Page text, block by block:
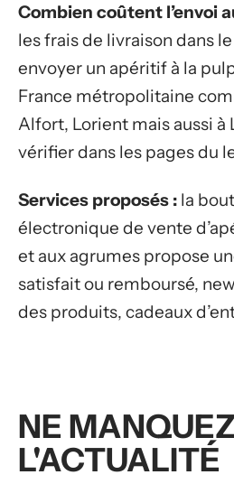
Combien coûtent l’envoi
les frais de livraison dans
envoyer un apéritif à la
France métropolitaine
Alfort, Lorient mais aussi à
vérifier dans les pages du
Services proposés : la
électronique de vente
et aux agrumes propose
satisfait ou remboursé,
des produits, cadeaux
NE
L'ACTUALITÉ